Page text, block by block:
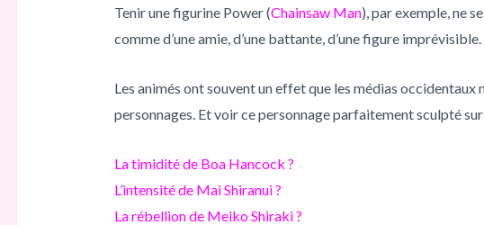
Tenir une figurine Power (Chainsaw Man), par exemple, ne
comme d’une amie, d’une battante, d’une figure
Les animés ont souvent un effet que les médias
personnages. Et voir ce personnage parfaitement sculpté
La timidité de Boa Hancock ?
L’intensité de Mai Shiranui ?
La rébellion de Meiko Shiraki ?